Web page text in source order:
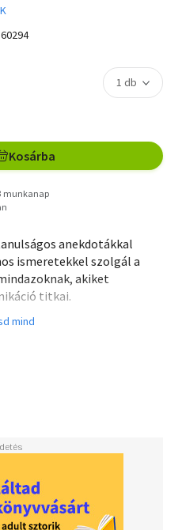
Kosárba
munkanap
anekdotákkal
ismeretekkel szolgál a
akiket
titkai.